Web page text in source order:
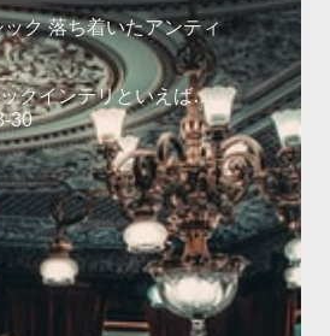
ク 落ち着いたアンティ
クインテリといえば…
30